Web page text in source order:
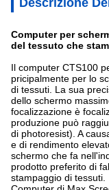
Descrizione
Computer per
del tessuto che
Il computer CTS100
pricipalmente per lo
di tessuti. La sua
dello schermo
focalizzazione è
produzione può
di photoresist). A
e di rendimento
schermo che fa
prodotto preferito di
stampaggio di tessuti.